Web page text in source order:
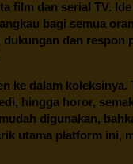
film dan serial TV.
bagi semua
dan respon
ke dalam
hingga horor,
digunakan,
utama platform ini,